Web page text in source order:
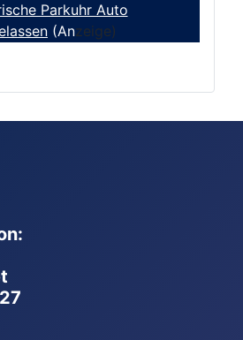
Parkuhr Auto
(Anzeige)